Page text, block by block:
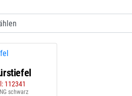
112341
schwarz